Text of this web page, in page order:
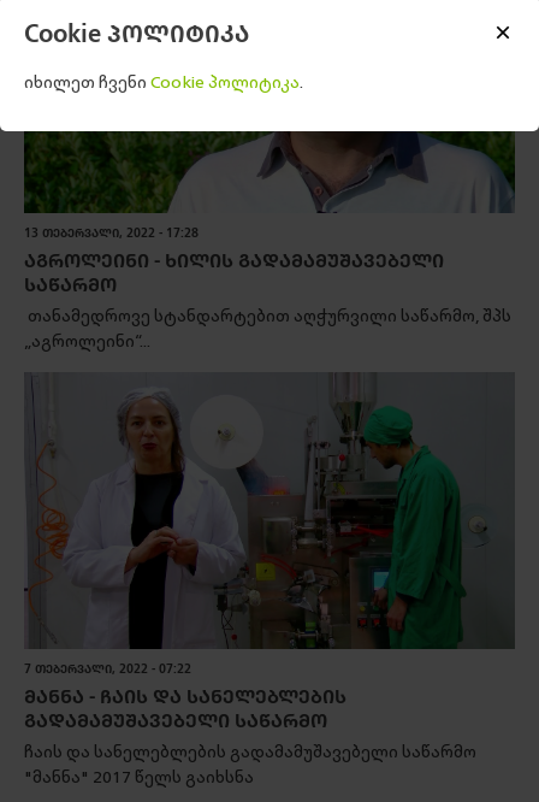
Cookie პოლიტიკა
იხილეთ ჩვენი Cookie პოლიტიკა.
13 ᲗᲔᲑᲔᲠᲕᲐᲚᲘ, 2022 - 17:28
ᲐᲒᲠᲝᲚᲔᲘᲜᲘ - ᲮᲘᲚᲘᲡ ᲒᲐᲓᲐᲛᲐᲛᲣᲨᲐᲕᲔᲑᲔᲚᲘ
ᲡᲐᲬᲐᲠᲛᲝ
თანამედროვე სტანდარტებით აღჭურვილი საწარმო, შპს
„აგროლეინი“...
7 ᲗᲔᲑᲔᲠᲕᲐᲚᲘ, 2022 - 07:22
ᲛᲐᲜᲜᲐ - ᲩᲐᲘᲡ ᲓᲐ ᲡᲐᲜᲔᲚᲔᲑᲚᲔᲑᲘᲡ
ᲒᲐᲓᲐᲛᲐᲛᲣᲨᲐᲕᲔᲑᲔᲚᲘ ᲡᲐᲬᲐᲠᲛᲝ
ჩაის და სანელებლების გადამამუშავებელი საწარმო
"მანნა" 2017 წელს გაიხსნა